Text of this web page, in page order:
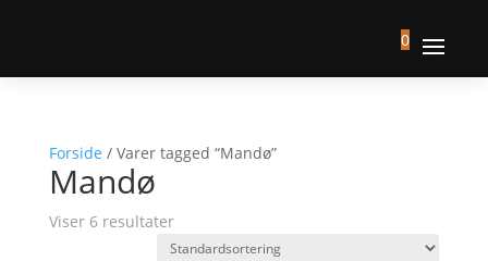
0
Forside / Varer tagged “Mandø”
Mandø
Viser 6 resultater